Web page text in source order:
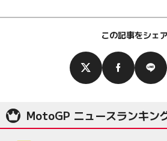
この記事をシェア
MotoGP ニュースランキン